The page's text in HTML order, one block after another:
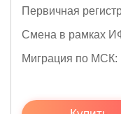
Первичная
Смена в рамках
Миграция по МСК: